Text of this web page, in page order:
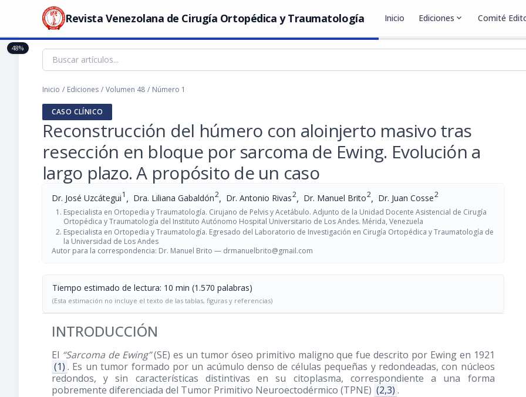
Revista Venezolana de Cirugía Ortopédica y Traumatología Inicio Ediciones expand_more Comité
Inicio / Ediciones / Volumen 48 / Número 1
CASO CLÍNICO
Reconstrucción del húmero con aloinjerto masivo tras
resección en bloque por sarcoma de Ewing. Evolución a
largo plazo. A propósito de un caso
Dr. José Uzcátegui1 , Dra. Liliana Gabaldón2, Dr. Antonio Rivas2, Dr. Manuel Brito2, Dr. Juan Cosse2
Especialista en Ortopedia y Traumatología. Cirujano de Pelvis y Acetábulo. Adjunto de la Unidad Docente Asistencial de Cirugía
Ortopédica y Traumatología del Instituto Autónomo Hospital Universitario de Los Andes. Mérida, Venezuela
Especialista en Ortopedia y Traumatología. Egresado del Laboratorio de Investigación en Cirugía Ortopédica y Traumatología de
la Universidad de Los Andes
Autor para la correspondencia: Dr. Manuel Brito — drmanuelbrito@gmail.com
Tiempo estimado de lectura: 10 min (1.570 palabras)
(Esta estimación no incluye el texto de las tablas, figuras y referencias)
INTRODUCCIÓN
El “Sarcoma de Ewing”(SE) es un tumor óseo primitivo maligno que fue descrito por Ewing en 1921
(1) . Es un tumor formado por un acúmulo denso de células pequeñas y redondeadas, con núcleos
redondos, y sin características distintivas en su citoplasma, correspondiente a una forma
pobremente diferenciada del Tumor Primitivo Neuroectodérmico (TPNE) (2,3) .
48%